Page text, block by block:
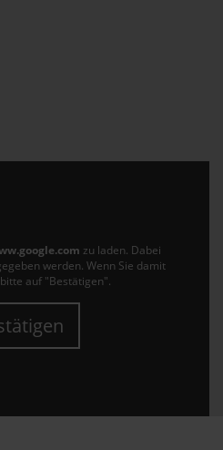
zu laden. Dabei
werden. Wenn Sie damit
auf "Bestätigen".